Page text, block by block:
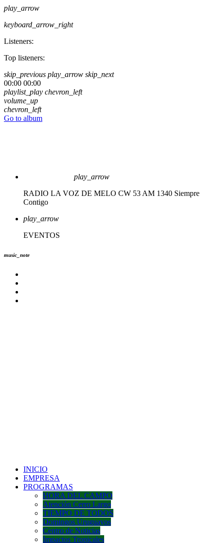
play_arrow
keyboard_arrow_right
Listeners:
Top listeners:
skip_previous play_arrow skip_next
00:00 00:00
playlist_play chevron_left
volume_up
chevron_left
Go to album
play_arrow
RADIO LA VOZ DE MELO CW 53 AM 1340 Siempre
Contigo
play_arrow
EVENTOS
music_note
INICIO
EMPRESA
PROGRAMAS
HORA DEL CAMPO
Atención Cerro Largo
TIEMPO DE TODOS
Domingos Uruguayos
Centro de Noticias
Impactos Tropicales